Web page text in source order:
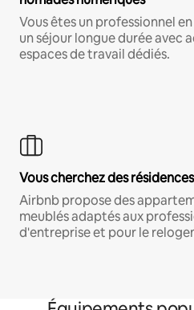
Vous êtes un professionnel
un séjour longue durée avec
espaces de travail dédiés.
Vous cherchez des
Airbnb propose des
meublés adaptés aux
d'entreprise et pour le